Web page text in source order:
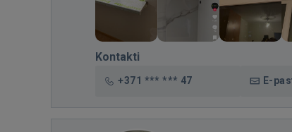
Kontakti
+371 *** *** 47 E-